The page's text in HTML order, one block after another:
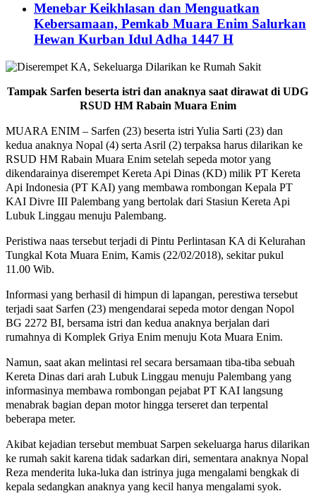
Menebar Keikhlasan dan Menguatkan
Kebersamaan, Pemkab Muara Enim Salurkan
Hewan Kurban Idul Adha 1447 H
Tampak Sarfen beserta istri dan anaknya saat dirawat di UDG
RSUD HM Rabain Muara Enim
MUARA ENIM – Sarfen (23) beserta istri Yulia Sarti (23) dan
kedua anaknya Nopal (4) serta Asril (2) terpaksa harus dilarikan ke
RSUD HM Rabain Muara Enim setelah sepeda motor yang
dikendarainya diserempet Kereta Api Dinas (KD) milik PT Kereta
Api Indonesia (PT KAI) yang membawa rombongan Kepala PT
KAI Divre III Palembang yang bertolak dari Stasiun Kereta Api
Lubuk Linggau menuju Palembang.
Peristiwa naas tersebut terjadi di Pintu Perlintasan KA di Kelurahan
Tungkal Kota Muara Enim, Kamis (22/02/2018), sekitar pukul
11.00 Wib.
Informasi yang berhasil di himpun di lapangan, perestiwa tersebut
terjadi saat Sarfen (23) mengendarai sepeda motor dengan Nopol
BG 2272 BI, bersama istri dan kedua anaknya berjalan dari
rumahnya di Komplek Griya Enim menuju Kota Muara Enim.
Namun, saat akan melintasi rel secara bersamaan tiba-tiba sebuah
Kereta Dinas dari arah Lubuk Linggau menuju Palembang yang
informasinya membawa rombongan pejabat PT KAI langsung
menabrak bagian depan motor hingga terseret dan terpental
beberapa meter.
Akibat kejadian tersebut membuat Sarpen sekeluarga harus dilarikan
ke rumah sakit karena tidak sadarkan diri, sementara anaknya Nopal
Reza menderita luka-luka dan istrinya juga mengalami bengkak di
kepala sedangkan anaknya yang kecil hanya mengalami syok.